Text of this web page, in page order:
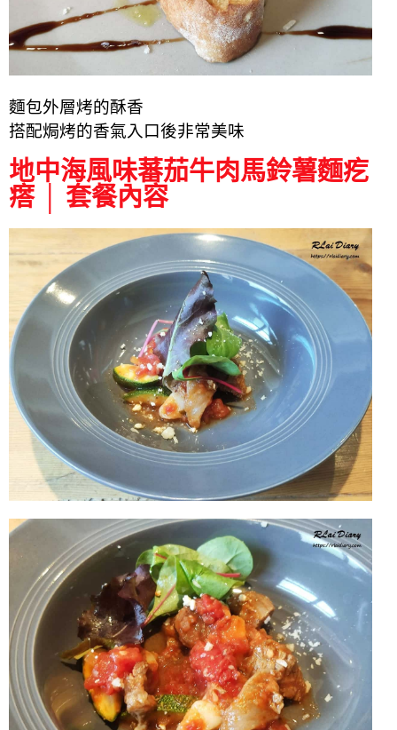
麵包外層烤的酥香
搭配焗烤的香氣入口後非常美味
地中海風味蕃茄牛肉馬鈴薯麵疙
瘩 │ 套餐內容